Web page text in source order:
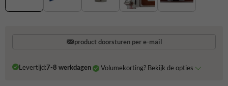
product doorsturen per e-mail
Levertijd:7-8 werkdagen Volumekorting? Bekijk de opties